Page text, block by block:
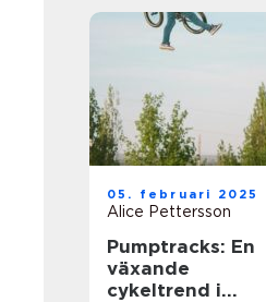
05. februari 2025
Alice Pettersson
Pumptracks: En
växande
cykeltrend i